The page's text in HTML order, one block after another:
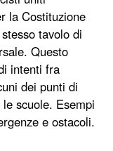
la Costituzione
tavolo di
Questo
intenti fra
dei punti di
le scuole. Esempi
e ostacoli.